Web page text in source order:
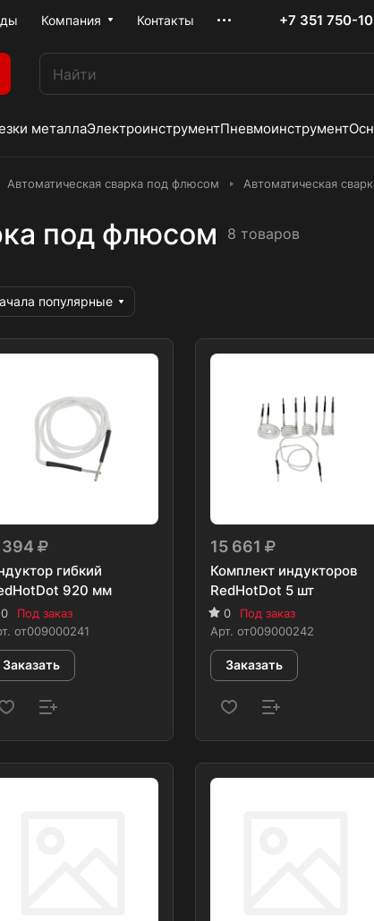
Компания Контакты +7 351 750-
металлаЭлектроинструментПневмоинструмент
Автоматическая сварка под флюсом Автоматическая
под флюсом 8 товаров
популярные
394
гибкий
920 мм
0
Под заказ
от009000241
Заказать
15 661
Комплект индукторов
RedHotDot 5 шт
0
Под заказ
Арт. от009000242
Заказать